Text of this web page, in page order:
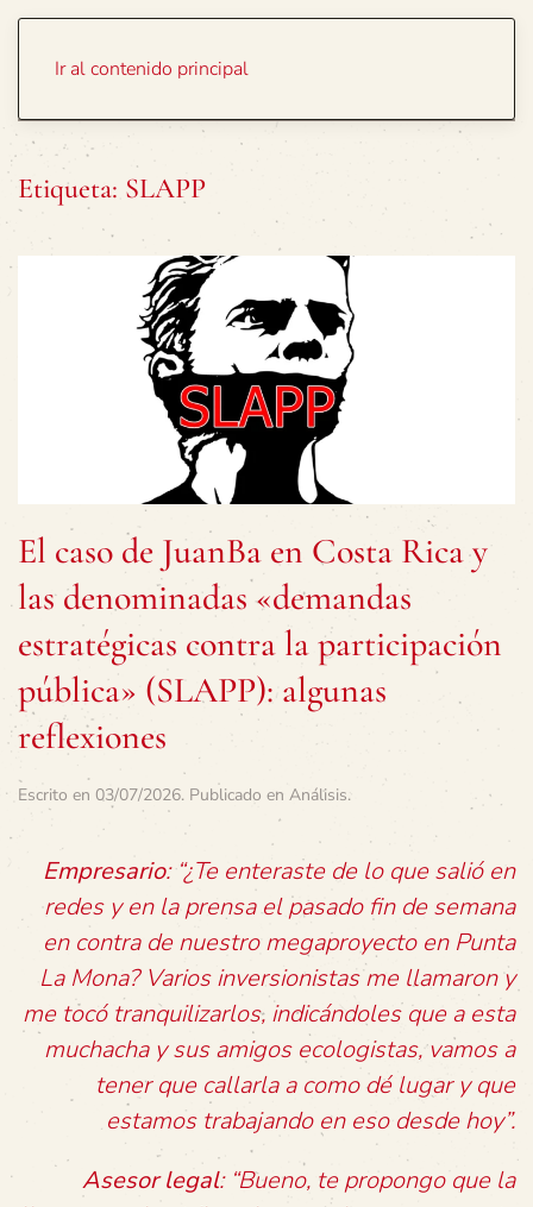
Ir al contenido principal
Etiqueta: SLAPP
El caso de JuanBa en Costa Rica y
las denominadas «demandas
estratégicas contra la participación
pública» (SLAPP): algunas
reflexiones
Escrito en 03/07/2026. Publicado en Análisis.
Empresario: “¿Te enteraste de lo que salió en
redes y en la prensa el pasado fin de semana
en contra de nuestro megaproyecto en Punta
La Mona? Varios inversionistas me llamaron y
me tocó tranquilizarlos, indicándoles que a esta
muchacha y sus amigos ecologistas, vamos a
tener que callarla a como dé lugar y que
estamos trabajando en eso desde hoy”.
Asesor legal: “Bueno, te propongo que la